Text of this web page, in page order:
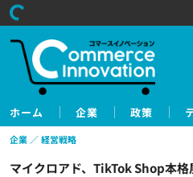
ホーム 企業 政策
マイクロアド、TikTok Shop本
企業 経営戦略